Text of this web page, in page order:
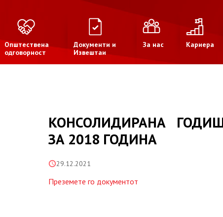
Општествена
одговорност
Документи и
Извештаи
За нас Кариера
КОНСОЛИДИРАНА
ЗА 2018 ГОДИНА
29.12.2021
Преземете го документот